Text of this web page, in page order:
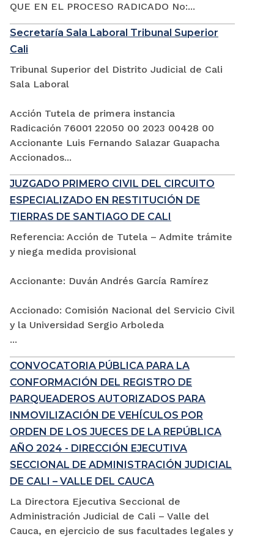
QUE EN EL PROCESO RADICADO No:...
Secretaría Sala Laboral Tribunal Superior
Cali
Tribunal Superior del Distrito Judicial de Cali
Sala Laboral
Acción Tutela de primera instancia
Radicación 76001 22050 00 2023 00428 00
Accionante Luis Fernando Salazar Guapacha
Accionados...
JUZGADO PRIMERO CIVIL DEL CIRCUITO
ESPECIALIZADO EN RESTITUCIÓN DE
TIERRAS DE SANTIAGO DE CALI
Referencia: Acción de Tutela – Admite trámite
y niega medida provisional
Accionante: Duván Andrés García Ramírez
Accionado: Comisión Nacional del Servicio Civil
y la Universidad Sergio Arboleda
...
CONVOCATORIA PÚBLICA PARA LA
CONFORMACIÓN DEL REGISTRO DE
PARQUEADEROS AUTORIZADOS PARA
INMOVILIZACIÓN DE VEHÍCULOS POR
ORDEN DE LOS JUECES DE LA REPÚBLICA
AÑO 2024 - DIRECCIÓN EJECUTIVA
SECCIONAL DE ADMINISTRACIÓN JUDICIAL
DE CALI – VALLE DEL CAUCA
La Directora Ejecutiva Seccional de
Administración Judicial de Cali – Valle del
Cauca, en ejercicio de sus facultades legales y